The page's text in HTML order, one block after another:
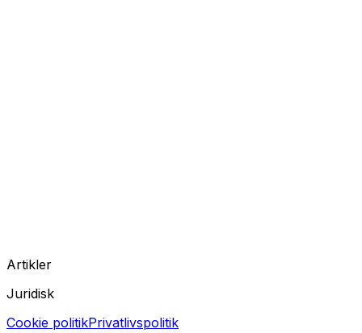
Artikler
Juridisk
Cookie politikPrivatlivspolitik